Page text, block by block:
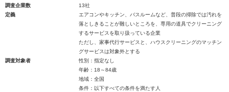
調査企業数
13社
定義
エアコンやキッチン、バスルームなど、普段の掃除では汚れを
落としきることが難しいところを、専用の道具でクリーニング
するサービスを取り扱っている企業
ただし、家事代行サービスと、ハウスクリーニングのマッチン
グサービスは対象外とする
調査対象者
性別：指定なし
年齢：18～84歳
地域：全国
条件：以下すべての条件を満たす人